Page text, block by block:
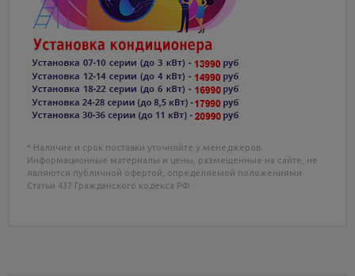
* Наличие и срок поставки уточняйте у менеджеров.
Информационные материалы и цены, размещенные на сайте, не
являются публичной офертой, определяемой положениями
Статьи 437 Гражданского кодекса РФ.